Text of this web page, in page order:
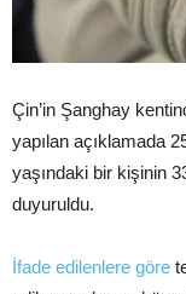
Çin’in Şanghay
yapılan açıklamada
yaşındaki bir kişinin
duyuruldu.
İfade edilenlere göre